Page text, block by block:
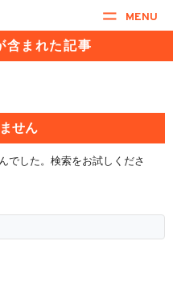
MENU
含まれた記事
せん
でした。検索をお試しくださ